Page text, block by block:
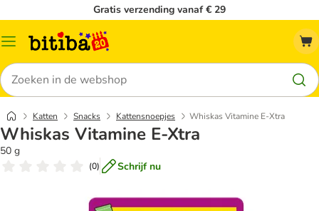
Gratis verzending vanaf € 29
Catalogusmenu
Zoeken
Katten Snacks Kattensnoepjes Whiskas Vitamine E-Xtra
Whiskas Vitamine E-Xtra
50 g
(0) Schrijf nu